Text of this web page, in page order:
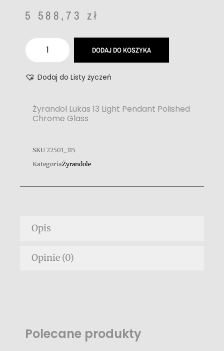
5 588,73 zł
DODAJ DO KOSZYKA
Dodaj do Listy życzeń
Żyrandol Lukas 13 Light Pendant Polished
Chrome Glass
SKU 22501_315
KategoriaŻyrandole
Opis
Opinie (0)
Polecane produkty